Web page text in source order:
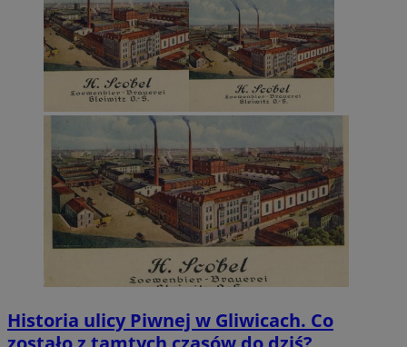
Historia ulicy Piwnej w Gliwicach. Co